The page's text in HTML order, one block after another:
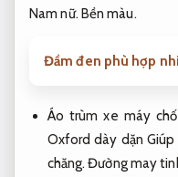
Nam nữ. Bền màu.
Đầm đen phù hợp
Áo trùm xe máy
Oxford dày dặn
chăng.Đường may